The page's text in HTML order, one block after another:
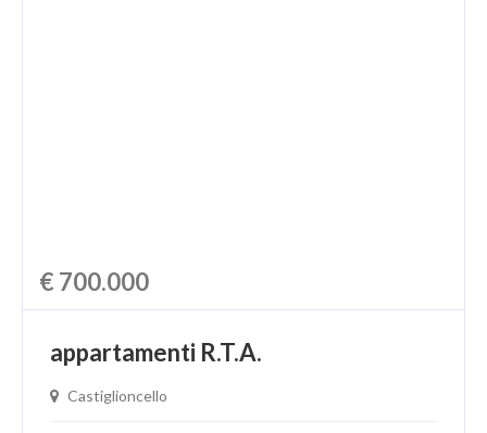
€ 700.000
appartamenti R.T.A.
Castiglioncello